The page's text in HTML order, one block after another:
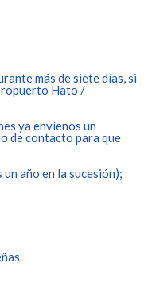
más de siete días, si
Hato /
ya envíenos un
de contacto para que
año en la sucesión);